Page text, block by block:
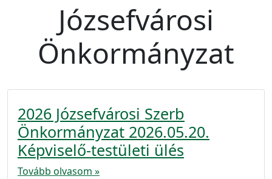
Józsefvárosi
Önkormányzat
2026 Józsefvárosi Szerb
Önkormányzat 2026.05.20.
Képviselő-testületi ülés
Tovább olvasom »